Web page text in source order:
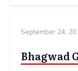
September 24,
Bhagwad